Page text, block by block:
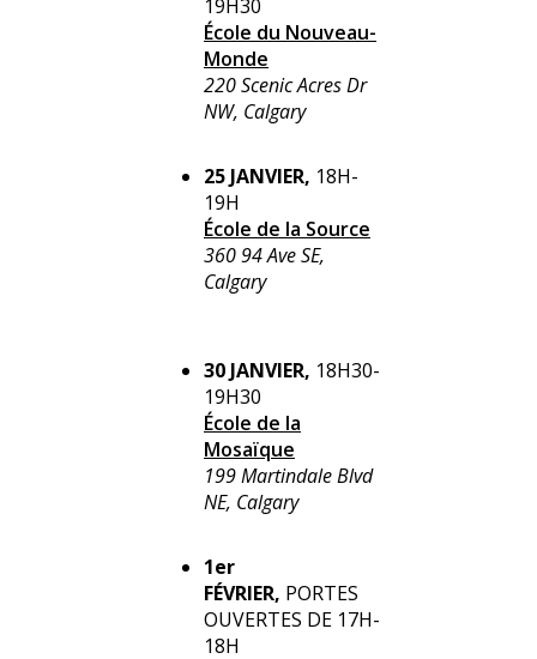
19H30
École du Nouveau-
Monde
220 Scenic Acres Dr
NW, Calgary
25 JANVIER, 18H-
19H
École de la Source
360 94 Ave SE,
Calgary
30 JANVIER, 18H30-
19H30
École de la
Mosaïque
199 Martindale Blvd
NE, Calgary
1er
FÉVRIER, PORTES
OUVERTES DE 17H-
18H